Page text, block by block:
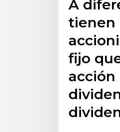
A
tienen
fijo
acción